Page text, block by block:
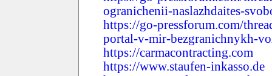
ogranichenii-naslazhdaites-
https://go-pressforum.com/
portal-v-mir-bezgranichnykh-
https://carmacontracting.com
https://www.staufen-inkasso.de